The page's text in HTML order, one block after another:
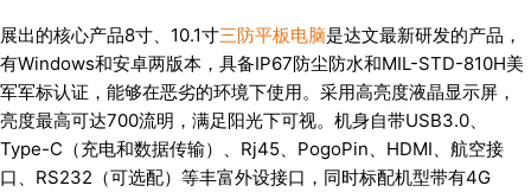
展出的核心产品8寸、10.1寸三防平板电脑是达文最新研发的产品，
有Windows和安卓两版本，具备IP67防尘防水和MIL-STD-810H美
军军标认证，能够在恶劣的环境下使用。采用高亮度液晶显示屏，
亮度最高可达700流明，满足阳光下可视。机身自带USB3.0、
Type-C（充电和数据传输）、Rj45、PogoPin、HDMI、航空接
口、RS232（可选配）等丰富外设接口，同时标配机型带有4G